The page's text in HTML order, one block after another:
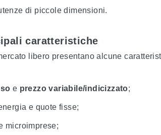
di piccole dimensioni.
caratteristiche
libero presentano alcune
e prezzo variabile/indicizzato;
e quote fisse;
microimprese;